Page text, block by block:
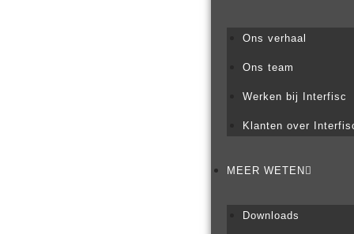
Ons verhaal
Ons team
Werken bij Interfisc
Klanten over
MEER WETEN
Downloads